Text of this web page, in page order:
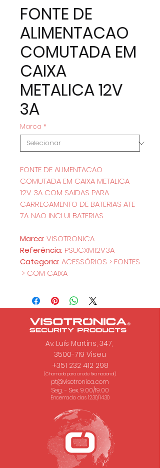
FONTE DE
ALIMENTACAO
COMUTADA EM
CAIXA
METALICA 12V
3A
Marca *
FONTE DE ALIMENTACAO
COMUTADA EM CAIXA METALICA
12V 3A COM SAIDAS PARA
CARREGAMENTO DE BATERIAS ATE
7A. NAO INCLUI BATERIAS.
Marca: VISOTRONICA
Referência: PSUCXM12V3A
Categoria: ACESSÓRIOS > FONTES
> COM CAIXA
Av. Luís Martins, 347,
3500-719 Viseu
+351 232 412 298
(Chamada para a rede fixa nacional.)
pt@visotronica.com
Seg. - Sex. 9.00/19.00
Encerrado das 12.30/14.30